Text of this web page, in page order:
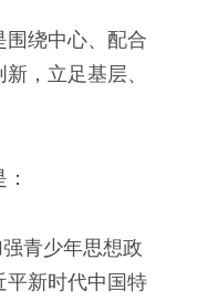
绕中心、配合
，立足基层、
青少年思想政
平新时代中国特